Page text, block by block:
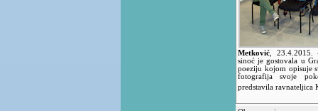
Metković 23.4.2015.
sinoć je gostovala u
poeziju kojom opisuje
fotografija svoje
predstavila ravnateljica